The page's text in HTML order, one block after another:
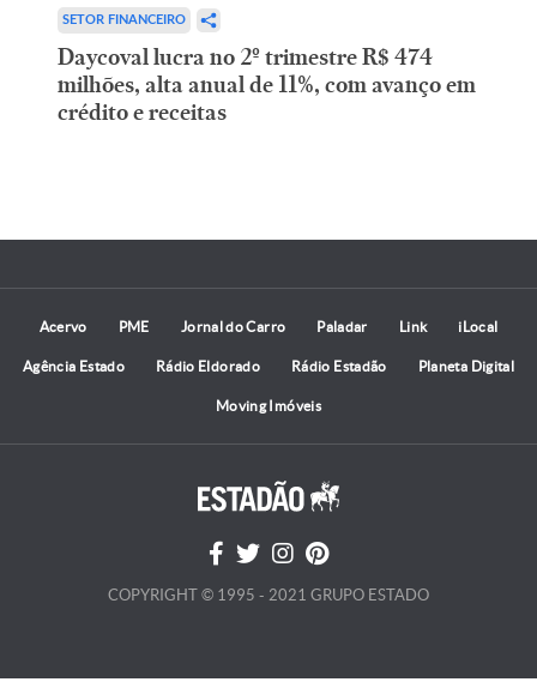
SETOR FINANCEIRO
Daycoval lucra no 2º trimestre R$ 474
milhões, alta anual de 11%, com avanço em
crédito e receitas
Acervo PME Jornal do Carro Paladar Link iLocal
Agência Estado Rádio Eldorado Rádio Estadão Planeta Digital
Moving Imóveis
COPYRIGHT © 1995 - 2021 GRUPO ESTADO